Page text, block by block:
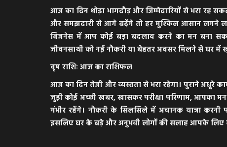
आज का दिन थोड़ा भागदौड़ और जिम्मेदारियों से भरा
और समझदारी से आगे बढ़ेंगे तो हर मुश्किल आसान लगने
बिजनेस में आप कोई बड़ा बदलाव करने का मन बना
जीवनसाथी को नई नौकरी या बेहतर अवसर मिलने से घर में
वृष राशिः आज का राशिफल
आज का दिन तेजी और व्यस्तता से भरा रहेगा। पुराने
जुड़ी कोई अच्छी खबर, खासकर परीक्षा परिणाम,
गंभीर रहेंगे। नौकरी के सिलसिले में अचानक यात्रा
इसलिए घर के बड़े और अनुभवी लोगों की सलाह आपके